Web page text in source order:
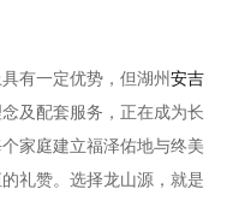
有一定优势，但湖州安吉
及配套服务，正在成为长
家庭建立福泽佑地与终美
礼赞。选择龙山源，就是